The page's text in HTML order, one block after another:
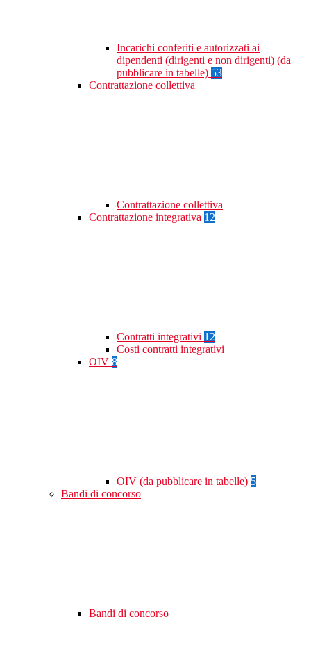
Incarichi conferiti e autorizzati ai
dipendenti (dirigenti e non dirigenti) (da
pubblicare in tabelle) 53
Contrattazione collettiva
Contrattazione collettiva
Contrattazione integrativa 12
Contratti integrativi 12
Costi contratti integrativi
OIV 8
OIV (da pubblicare in tabelle) 5
Bandi di concorso
Bandi di concorso